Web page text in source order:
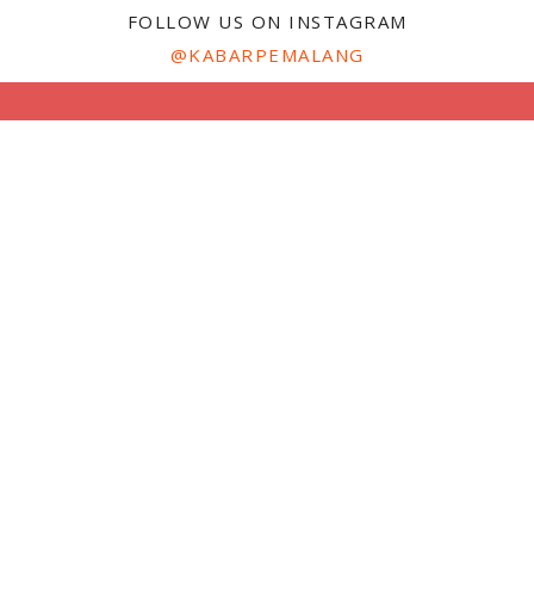
FOLLOW US ON INSTAGRAM
@KABARPEMALANG